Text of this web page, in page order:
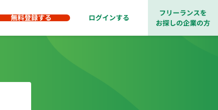
無料登録する ログインする
フリーランスを
お探しの企業の方